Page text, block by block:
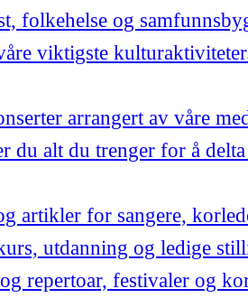
folkehelse og
viktigste
arrangert av våre
du alt du trenger for å
artikler for sangere,
utdanning og ledige
repertoar, festivaler og